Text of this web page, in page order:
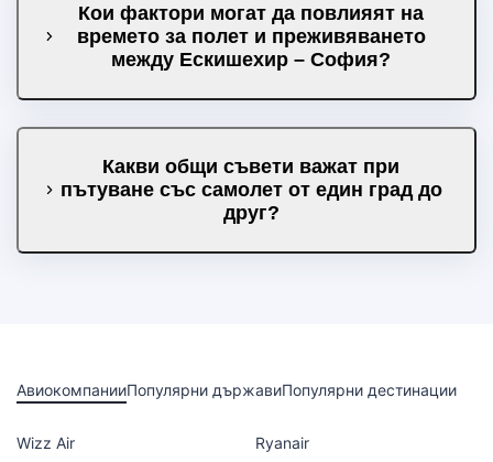
Кои фактори могат да повлияят на
времето за полет и преживяването
между Ескишехир – София?
Какви общи съвети важат при
пътуване със самолет от един град до
друг?
АвиокомпанииПопулярни държавиПопулярни дестинации
Wizz Air
Ryanair